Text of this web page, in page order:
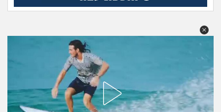
מה שעובר עליי
שומרים על הגוף
פיננסי וכלכלה